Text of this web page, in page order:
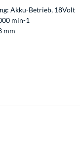
Akku-Betrieb, 18Volt
min-1
mm